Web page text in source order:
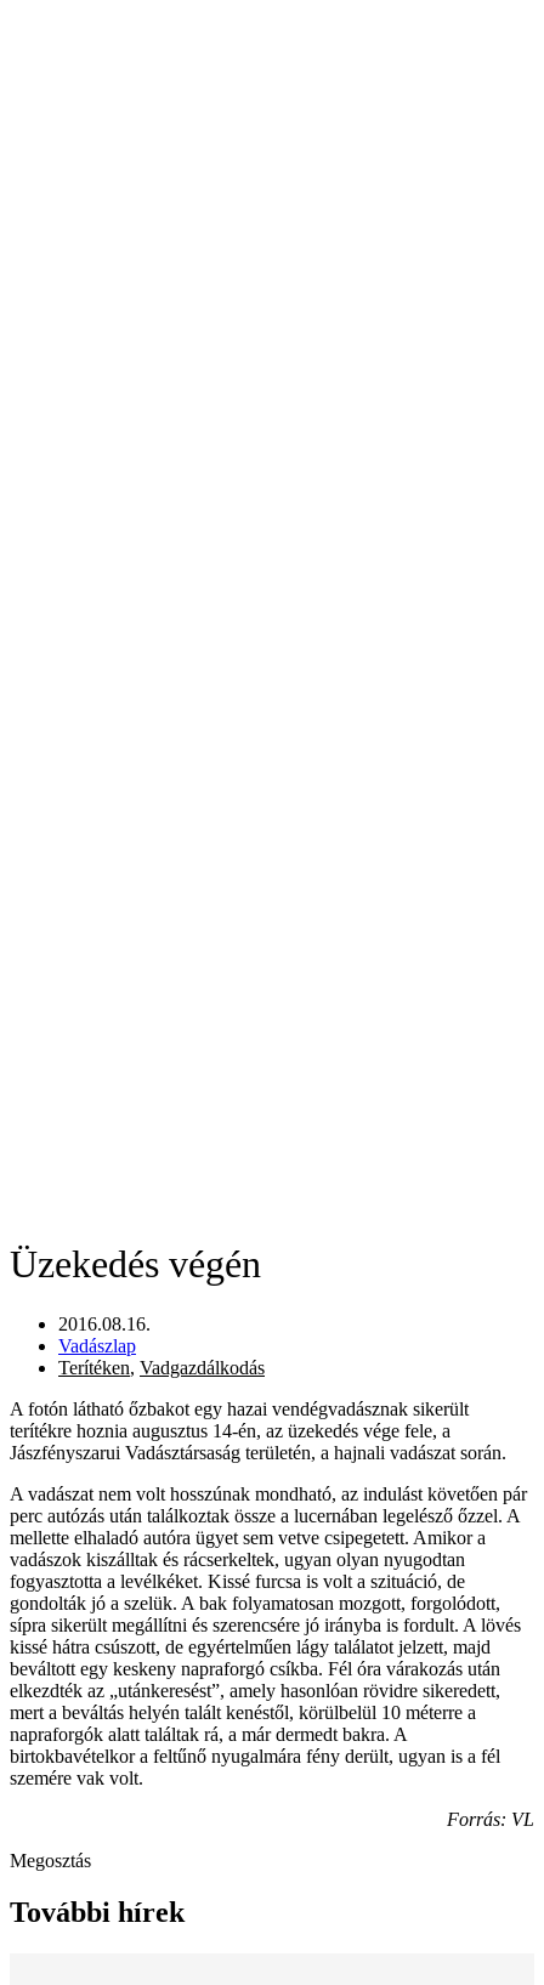
Üzekedés végén
2016.08.16.
Vadászlap
Terítéken, Vadgazdálkodás
A fotón látható őzbakot egy hazai vendégvadásznak sikerült
terítékre hoznia augusztus 14-én, az üzekedés vége fele, a
Jászfényszarui Vadásztársaság területén, a hajnali vadászat során.
A vadászat nem volt hosszúnak mondható, az indulást követően pár
perc autózás után találkoztak össze a lucernában legelésző őzzel. A
mellette elhaladó autóra ügyet sem vetve csipegetett. Amikor a
vadászok kiszálltak és rácserkeltek, ugyan olyan nyugodtan
fogyasztotta a levélkéket. Kissé furcsa is volt a szituáció, de
gondolták jó a szelük. A bak folyamatosan mozgott, forgolódott,
sípra sikerült megállítni és szerencsére jó irányba is fordult. A lövés
kissé hátra csúszott, de egyértelműen lágy találatot jelzett, majd
beváltott egy keskeny napraforgó csíkba. Fél óra várakozás után
elkezdték az „utánkeresést”, amely hasonlóan rövidre sikeredett,
mert a beváltás helyén talált kenéstől, körülbelül 10 méterre a
napraforgók alatt találtak rá, a már dermedt bakra. A
birtokbavételkor a feltűnő nyugalmára fény derült, ugyan is a fél
szemére vak volt.
Forrás: VL
Megosztás
További hírek